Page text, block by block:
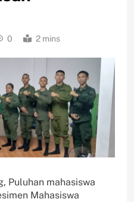
0 2 mins
Puluhan mahasiswa
Mahasiswa